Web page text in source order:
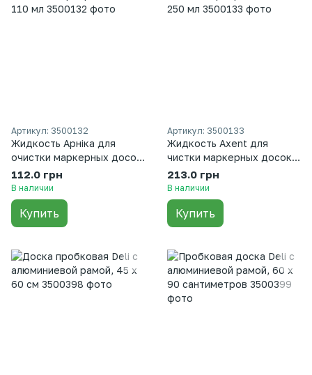
Артикул: 3500132
Жидкость Арніка для
очистки маркерных досок,
110 мл
112.0 грн
В наличии
Купить
Артикул: 3500133
Жидкость Axent для
чистки маркерных досок,
250 мл
213.0 грн
В наличии
Купить